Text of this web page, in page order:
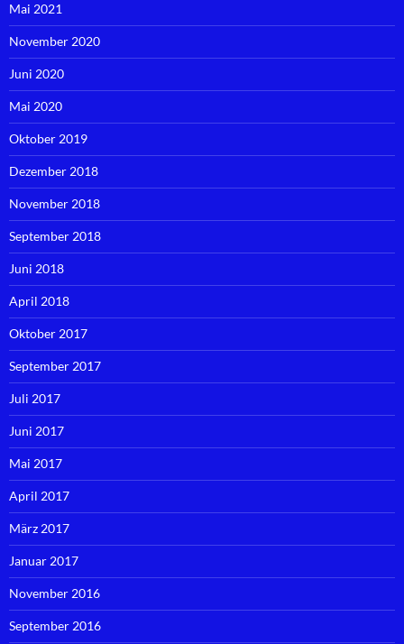
Mai 2021
November 2020
Juni 2020
Mai 2020
Oktober 2019
Dezember 2018
November 2018
September 2018
Juni 2018
April 2018
Oktober 2017
September 2017
Juli 2017
Juni 2017
Mai 2017
April 2017
März 2017
Januar 2017
November 2016
September 2016